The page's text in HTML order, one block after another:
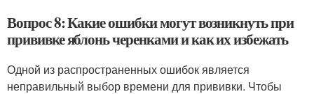
Вопрос 8: Какие ошибки могут возникнуть при
прививке яблонь черенками и как их избежать
Одной из распространенных ошибок является
неправильный выбор времени для прививки. Чтобы